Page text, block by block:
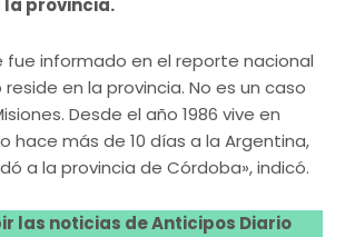
provincia.
fue informado en el reporte nacional
reside en la provincia. No es un caso
Desde el año 1986 vive en
hace más de 10 días a la Argentina,
a la provincia de Córdoba», indicó.
las noticias de Anticipos Diario